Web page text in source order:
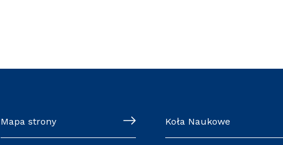
Mapa strony Koła Naukowe